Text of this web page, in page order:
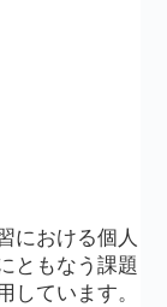
における個人
ともなう課題
しています。